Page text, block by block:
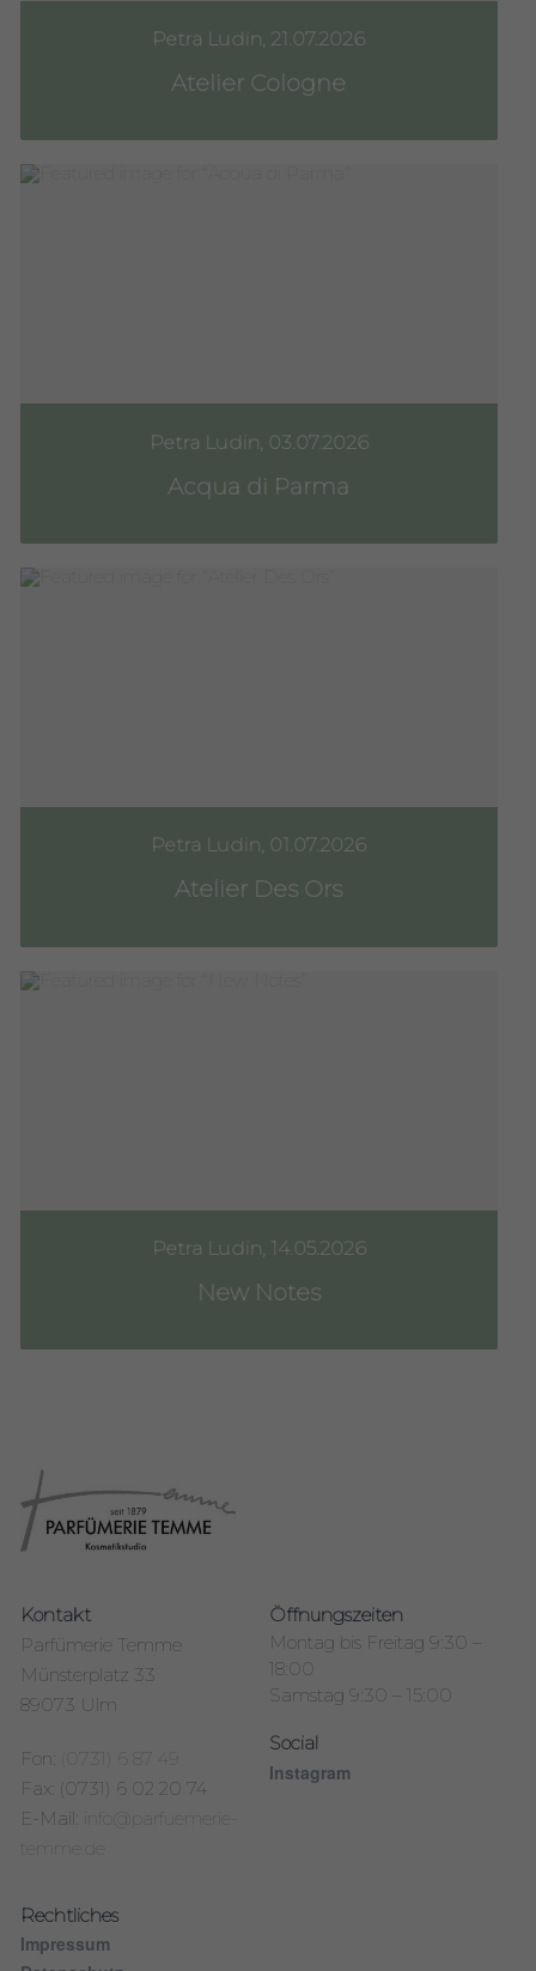
Petra Ludin, 21.07.2026
Atelier Cologne
Petra Ludin, 03.07.2026
Acqua di Parma
Petra Ludin, 01.07.2026
Atelier Des Ors
Petra Ludin, 14.05.2026
New Notes
Kontakt
Parfümerie Temme
Münsterplatz 33
89073 Ulm
Fon:
(0731) 6 87 49
Fax: (0731) 6 02 20 74
E-Mail:
info@parfuemerie-
temme.de
Öffnungszeiten
Montag bis Freitag 9:30 –
18:00
Samstag 9:30 – 15:00
Social
Instagram
Rechtliches
Impressum